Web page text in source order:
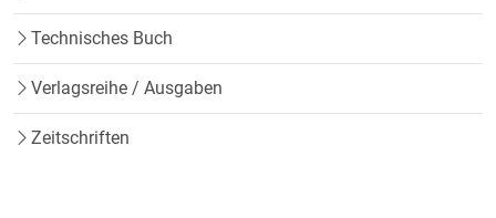
Technisches Buch
Verlagsreihe / Ausgaben
Zeitschriften